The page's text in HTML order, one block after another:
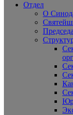
Отдел
О